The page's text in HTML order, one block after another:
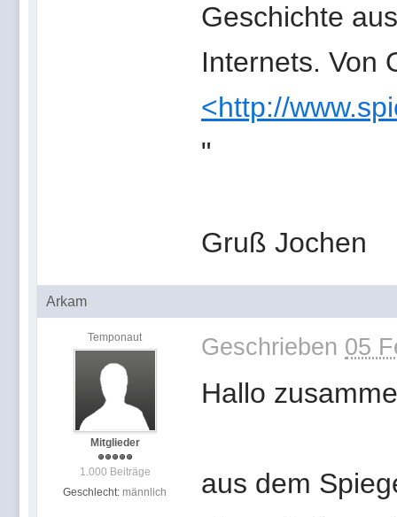
Geschichte
Internets. Von
<http://
"
Gruß Jochen
Arkam
Temponaut
Mitglieder
1.000 Beiträge
Geschlecht: männlich
Geschrieben 05
Hallo
aus dem